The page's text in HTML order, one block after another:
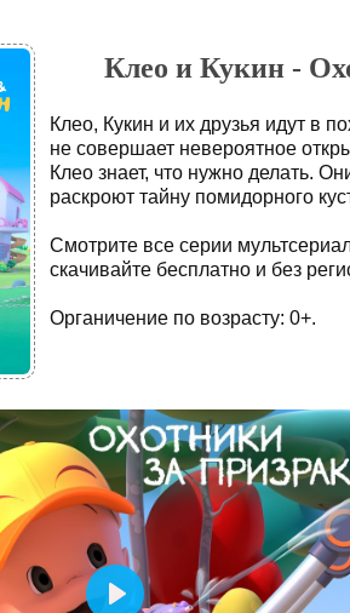
Клео и Кукин -
Клео, Кукин и их друзья идут в
не совершает невероятное
Клео знает, что нужно делать.
раскроют тайну помидорного
Смотрите все серии
скачивайте бесплатно и без
Органичение по возрасту: 0+.